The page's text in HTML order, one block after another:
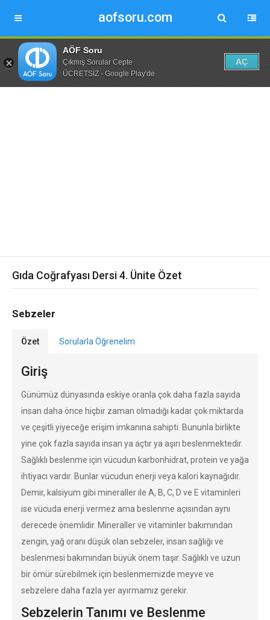
aofsoru.com
AÖF Soru
Çıkmış Sorular Cepte
ÜCRETSİZ - Google Play'de
AÇ
Gıda Coğrafyası Dersi 4. Ünite Özet
Sebzeler
Özet Sorularla Öğrenelim
Giriş
Günümüz dünyasında eskiye oranla çok daha fazla sayıda
insan daha önce hiçbir zaman olmadığı kadar çok miktarda
ve çeşitli yiyeceğe erişim imkanına sahipti. Bununla birlikte
yine çok fazla sayıda insan ya açtır ya aşırı beslenmektedir.
Sağlıklı beslenme için vücudun karbonhidrat, protein ve yağa
ihtiyacı vardır. Bunlar vücudun enerji veya kalori kaynağıdır.
Demir, kalsiyum gibi mineraller ile A, B, C, D ve E vitaminleri
ise vücuda enerji vermez ama beslenme açısından aynı
derecede önemlidir. Mineraller ve vitaminler bakımından
zengin, yağ oranı düşük olan sebzeler, insan sağlığı ve
beslenmesi bakımından büyük önem taşır. Sağlıklı ve uzun
bir ömür sürebilmek için beslenmemizde meyve ve
sebzelere daha fazla yer ayırmamız gerekir.
Sebzelerin Tanımı ve Beslenme